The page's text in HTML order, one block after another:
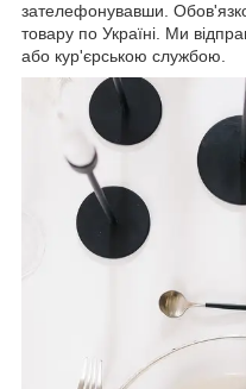
зателефонувавши.
товару по Україні. Ми
або кур'єрською службою.